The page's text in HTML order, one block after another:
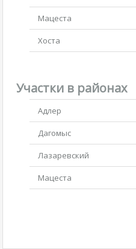
Мацеста
Хоста
Участки в районах
Адлер
Дагомыс
Лазаревский
Мацеста